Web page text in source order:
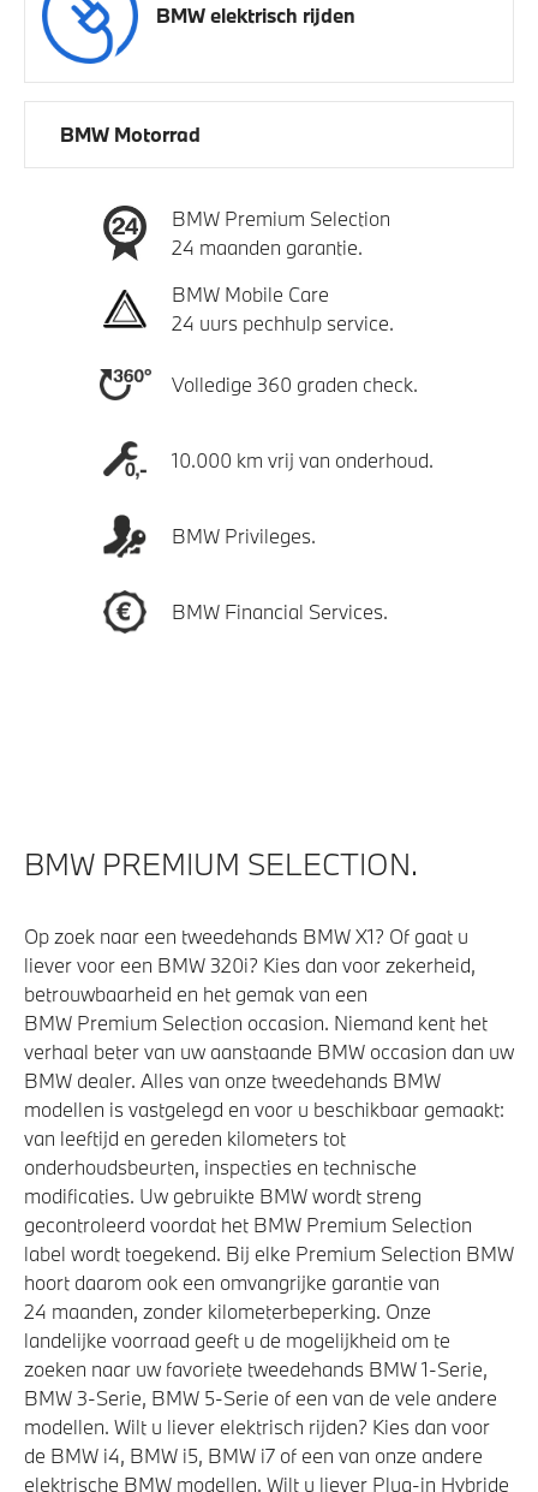
BMW elektrisch rijden
BMW Motorrad
BMW Premium Selection
24 maanden garantie.
BMW Mobile Care
24 uurs pechhulp service.
Volledige 360 graden check.
10.000 km vrij van onderhoud.
BMW Privileges.
BMW Financial Services.
BMW PREMIUM SELECTION.
Op zoek naar een tweedehands BMW X1? Of gaat u
liever voor een BMW 320i? Kies dan voor zekerheid,
betrouwbaarheid en het gemak van een
BMW Premium Selection occasion. Niemand kent het
verhaal beter van uw aanstaande BMW occasion dan uw
BMW dealer. Alles van onze tweedehands BMW
modellen is vastgelegd en voor u beschikbaar gemaakt:
van leeftijd en gereden kilometers tot
onderhoudsbeurten, inspecties en technische
modificaties. Uw gebruikte BMW wordt streng
gecontroleerd voordat het BMW Premium Selection
label wordt toegekend. Bij elke Premium Selection BMW
hoort daarom ook een omvangrijke garantie van
24 maanden, zonder kilometerbeperking. Onze
landelijke voorraad geeft u de mogelijkheid om te
zoeken naar uw favoriete tweedehands BMW 1-Serie,
BMW 3-Serie, BMW 5-Serie of een van de vele andere
modellen. Wilt u liever elektrisch rijden? Kies dan voor
de BMW i4, BMW i5, BMW i7 of een van onze andere
elektrische BMW modellen. Wilt u liever Plug-in Hybride